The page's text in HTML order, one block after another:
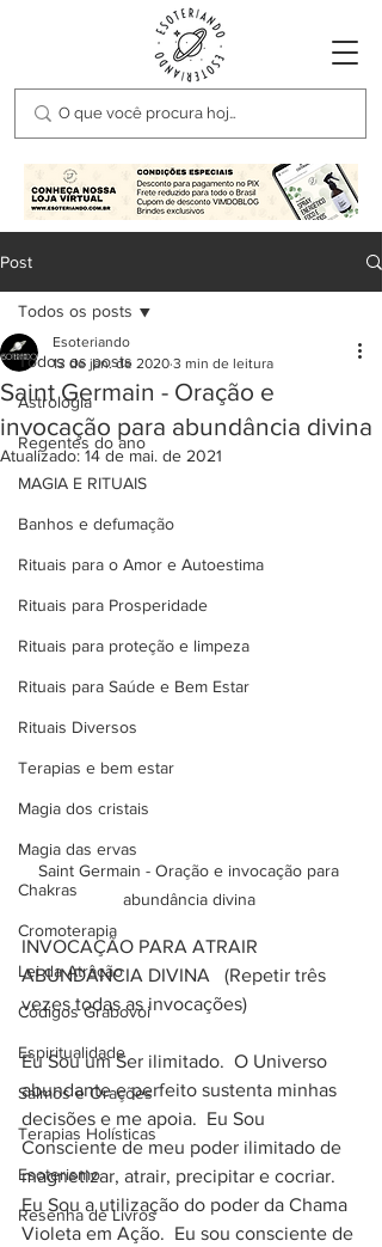
Post
Todos os posts
Astrologia
Regentes do ano
MAGIA E RITUAIS
Banhos e defumação
Rituais para o Amor e Autoestima
Rituais para Prosperidade
Rituais para proteção e limpeza
Rituais para Saúde e Bem Estar
Rituais Diversos
Terapias e bem estar
Magia dos cristais
Magia das ervas
Chakras
Cromoterapia
Lei da Atração
Códigos Grabovoi
Espiritualidade
Salmos e Orações
Terapias Holísticas
Esoterismo
Resenha de Livros
Todos os posts
Saint Germain - Oração e
invocação para abundância divina
Esoteriando
13 de jan. de 2020 3 min de leitura
Atualizado: 14 de mai. de 2021
Saint Germain - Oração e invocação para
abundância divina
INVOCAÇÃO PARA ATRAIR
ABUNDÂNCIA DIVINA   (Repetir três
vezes todas as invocações)
Eu Sou um Ser ilimitado.  O Universo
abundante e perfeito sustenta minhas
decisões e me apoia.  Eu Sou
Consciente de meu poder ilimitado de
magnetizar, atrair, precipitar e cocriar.
Eu Sou a utilização do poder da Chama
Violeta em Ação.  Eu sou consciente de